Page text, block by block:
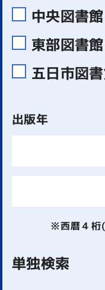
中央図書館
東部図書
五日市図
出版年
※西暦４桁(
単独検索